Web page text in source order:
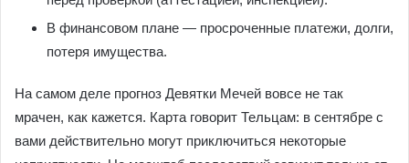
В финансовом плане — просроченные платежи, долги,
потеря имущества.
На самом деле прогноз Девятки Мечей вовсе не так
мрачен, как кажется. Карта говорит Тельцам: в сентябре с
вами действительно могут приключиться некоторые